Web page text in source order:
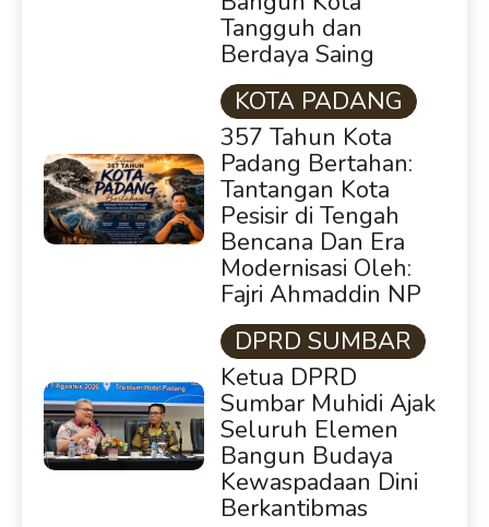
Tangguh dan
Berdaya Saing
KOTA PADANG
357 Tahun Kota
Padang Bertahan:
Tantangan Kota
Pesisir di Tengah
Bencana Dan Era
Modernisasi Oleh:
Fajri Ahmaddin NP
DPRD SUMBAR
Ketua DPRD
Sumbar Muhidi Ajak
Seluruh Elemen
Bangun Budaya
Kewaspadaan Dini
Berkantibmas